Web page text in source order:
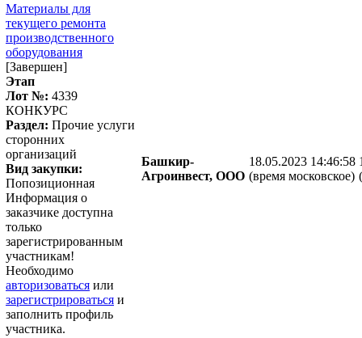
Материалы для
текущего ремонта
производственного
оборудования
[Завершен]
Этап
Лот №: 4339
КОНКУРС
Раздел: Прочие услуги
сторонних
организаций
Вид закупки:
Попозиционная
Информация о
заказчике доступна
только
зарегистрированным
участникам!
Необходимо
авторизоваться или
зарегистрироваться и
заполнить профиль
участника.
Башкир-
Агроинвест, ООО
18.05.2023 14:46:58
(время московское)